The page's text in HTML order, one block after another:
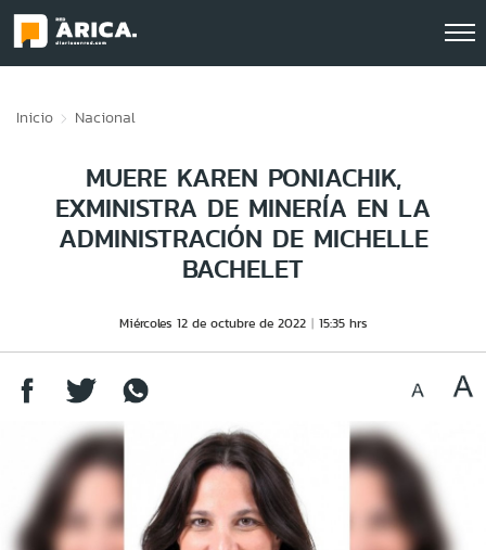
Inicio Nacional
MUERE KAREN PONIACHIK,
EXMINISTRA DE MINERÍA EN LA
ADMINISTRACIÓN DE MICHELLE
BACHELET
Miércoles 12 de octubre de 2022 15:35 hrs